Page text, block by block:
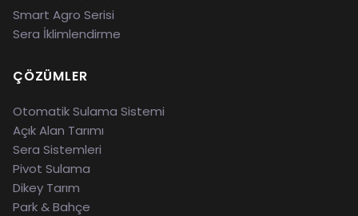
Smart Agro Serisi
Sera İklimlendirme
ÇÖZÜMLER
Otomatik Sulama Sistemi
Açık Alan Tarımı
Sera Sistemleri
Pivot Sulama
Dikey Tarım
Park & Bahçe